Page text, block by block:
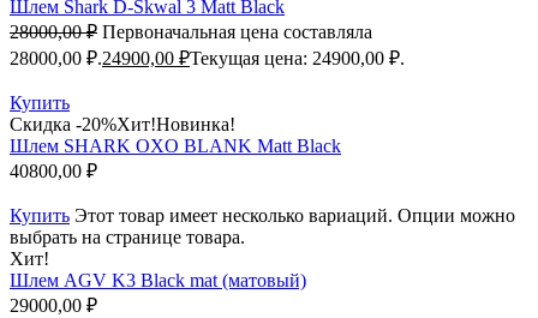
Шлем Shark D-Skwal 3 Matt Black
28000,00₽ Первоначальная цена составляла
28000,00 ₽.24900,00 ₽Текущая цена: 24900,00 ₽.
Купить
Скидка -20%Хит!Новинка!
Шлем SHARK OXO BLANK Matt Black
40800,00 ₽
Купить Этот товар имеет несколько вариаций. Опции можно
выбрать на странице товара.
Хит!
Шлем AGV K3 Black mat (матовый)
29000,00 ₽